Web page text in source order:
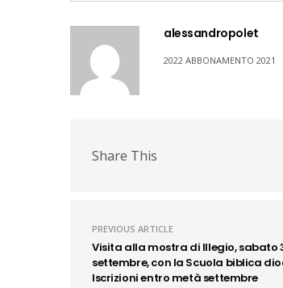
alessandropolet
2022 ABBONAMENTO 2021
Share This
PREVIOUS ARTICLE
Visita alla mostra di Illegio, sabato
settembre, con la Scuola biblica
Iscrizioni entro metà settembre